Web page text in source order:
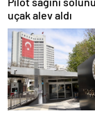
uçak alev aldı